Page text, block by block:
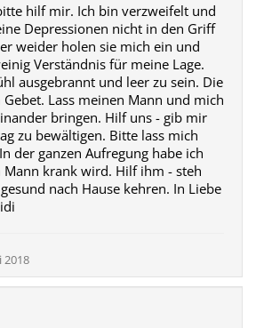
hilf mir. Ich bin verzweifelt und
Depressionen nicht in den Griff
weider holen sie mich ein und
Verständnis für meine Lage.
ausgebrannt und leer zu sein. Die
Lass meinen Mann und mich
bringen. Hilf uns - gib mir
zu bewältigen. Bitte lass mich
der ganzen Aufregung habe ich
Mann krank wird. Hilf ihm - steh
nach Hause kehren. In Liebe
2018